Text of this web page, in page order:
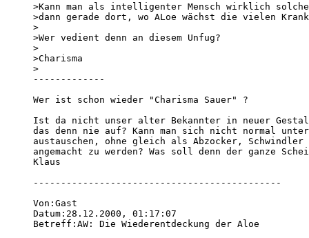
>Kann man als intelligenter Mensch wirklich solche
>dann gerade dort, wo ALoe wächst die vielen
>
>Wer vedient denn an diesem Unfug?
>
>Charisma
>
-------------
Wer ist schon wieder "Charisma Sauer" ?
Ist da nicht unser alter Bekannter in neuer
das denn nie auf? Kann man sich nicht normal
austauschen, ohne gleich als Abzocker,
angemacht zu werden? Was soll denn der ganze
Klaus
---------------------------------------------
Von:Gast
Datum:28.12.2000, 01:17:07
Betreff:AW: Die Wiederentdeckung der Aloe